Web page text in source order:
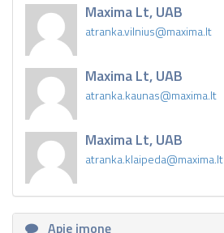
Maxima Lt, UAB
atranka.vilnius@maxima.lt
Maxima Lt, UAB
atranka.kaunas@maxima.lt
Maxima Lt, UAB
atranka.klaipeda@maxima.lt
Apie įmonę